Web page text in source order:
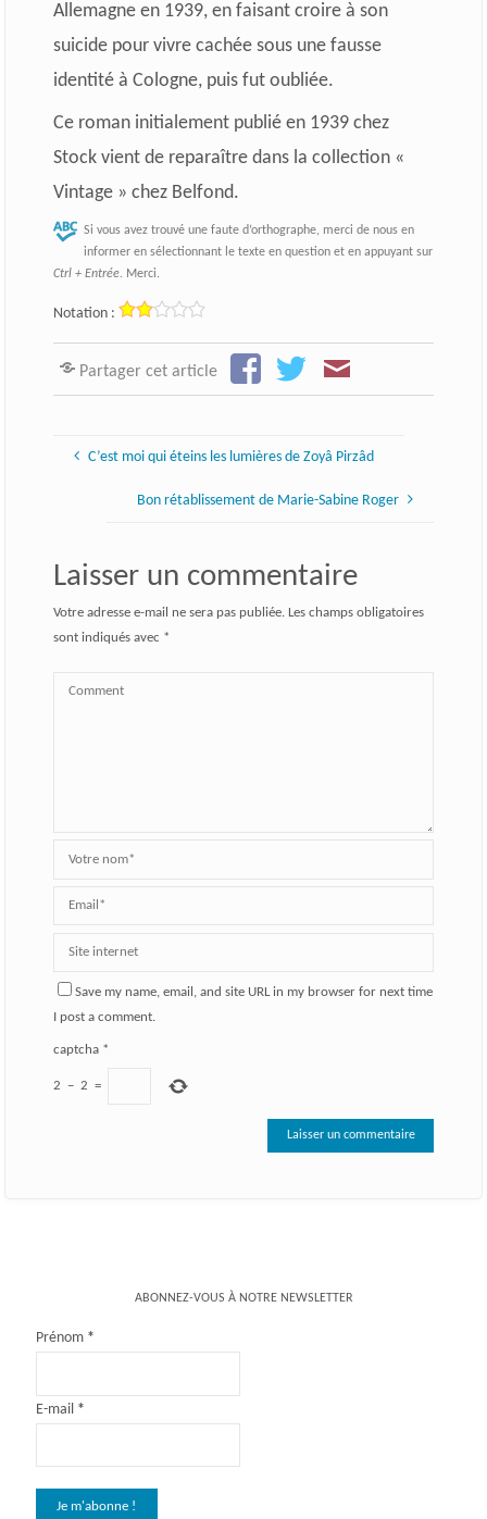
Allemagne en 1939, en faisant croire à son
suicide pour vivre cachée sous une fausse
identité à Cologne, puis fut oubliée.
Ce roman initialement publié en 1939 chez
Stock vient de reparaître dans la collection «
Vintage » chez Belfond.
Si vous avez trouvé une faute d’orthographe, merci de nous en
informer en sélectionnant le texte en question et en appuyant sur
Ctrl + Entrée. Merci.
Notation :
Partager cet article
C’est moi qui éteins les lumières de Zoyâ Pirzâd
Bon rétablissement de Marie-Sabine Roger
Laisser un commentaire
Votre adresse e-mail ne sera pas publiée. Les champs obligatoires
sont indiqués avec *
Save my name, email, and site URL in my browser for next time
I post a comment.
captcha*
2 − 2 =
ABONNEZ-VOUS À NOTRE NEWSLETTER
Prénom *
E-mail *